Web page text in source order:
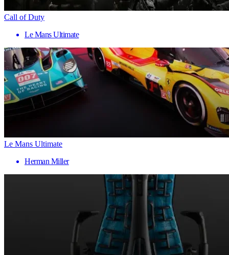
Call of Duty
Le Mans Ultimate
Le Mans Ultimate
Herman Miller